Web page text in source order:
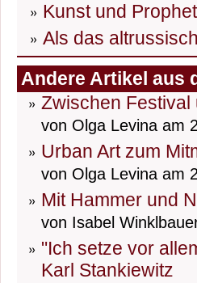
Kunst und
Als das
Andere Artikel aus
Zwischen
von Olga Levina am
Urban Art zum
von Olga Levina am
Mit Hammer und
von Isabel
"Ich setze vor
Karl Stankiewitz